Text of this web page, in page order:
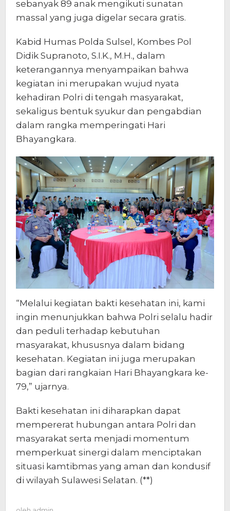
sebanyak 89 anak mengikuti sunatan
massal yang juga digelar secara gratis.
Kabid Humas Polda Sulsel, Kombes Pol
Didik Supranoto, S.I.K., M.H., dalam
keterangannya menyampaikan bahwa
kegiatan ini merupakan wujud nyata
kehadiran Polri di tengah masyarakat,
sekaligus bentuk syukur dan pengabdian
dalam rangka memperingati Hari
Bhayangkara.
“Melalui kegiatan bakti kesehatan ini, kami
ingin menunjukkan bahwa Polri selalu hadir
dan peduli terhadap kebutuhan
masyarakat, khususnya dalam bidang
kesehatan. Kegiatan ini juga merupakan
bagian dari rangkaian Hari Bhayangkara ke-
79,” ujarnya.
Bakti kesehatan ini diharapkan dapat
mempererat hubungan antara Polri dan
masyarakat serta menjadi momentum
memperkuat sinergi dalam menciptakan
situasi kamtibmas yang aman dan kondusif
di wilayah Sulawesi Selatan. (**)